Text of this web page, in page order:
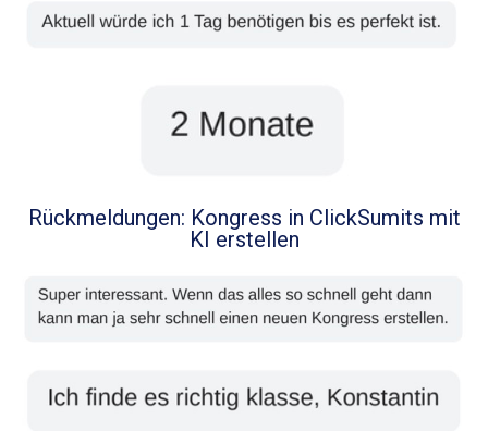
Rückmeldungen: Kongress in ClickSumits mit
KI erstellen